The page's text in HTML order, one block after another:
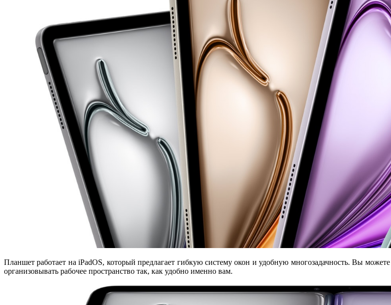
Планшет работает наiPadOS, который предлагает гибкую систему окон и удобную многозадачность. Вы
организовывать рабочее пространство так, как удобно именно вам.